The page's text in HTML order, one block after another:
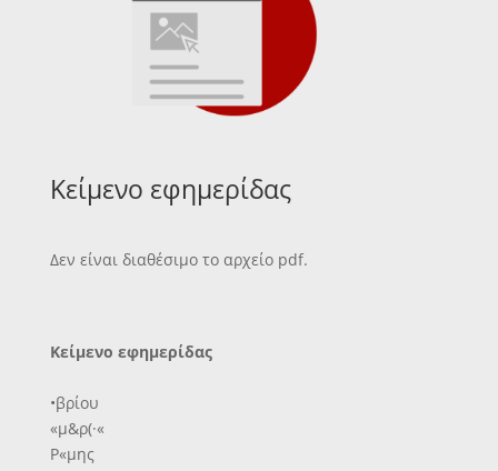
Κείμενο εφημερίδας
Δεν είναι διαθέσιμο το αρχείο pdf.
Κείμενο εφημερίδας
•βρίου
«μ&ρ(·«
Ρ«μης